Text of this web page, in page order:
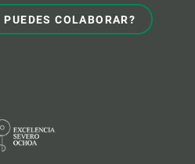
PUEDES COLABORAR?